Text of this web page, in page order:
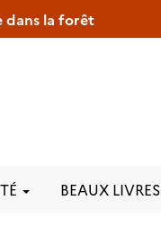
dans la forêt
BEAUX LIVRES